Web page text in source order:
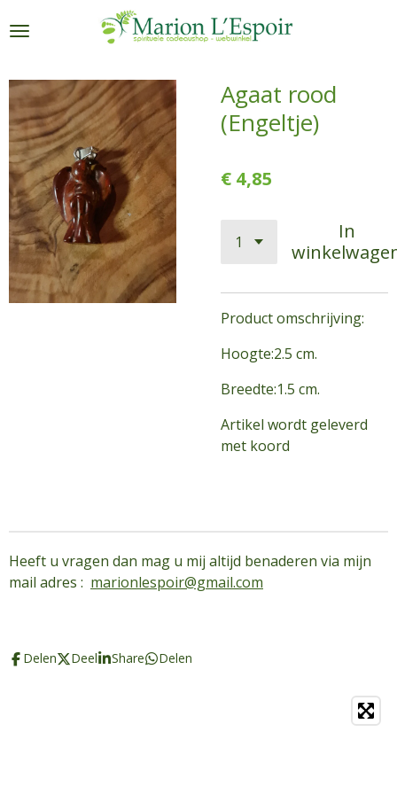
direct
de
hoofdinhoud
Agaat rood
(Engeltje)
€ 4,85
In
Product omschrijving:
Hoogte:2.5 cm.
Breedte:1.5 cm.
Artikel wordt geleverd
met koord
Heeft u vragen dan mag u mij altijd benaderen via mijn
mail adres : marionlespoir@gmail.com
Delen Deel Share Delen